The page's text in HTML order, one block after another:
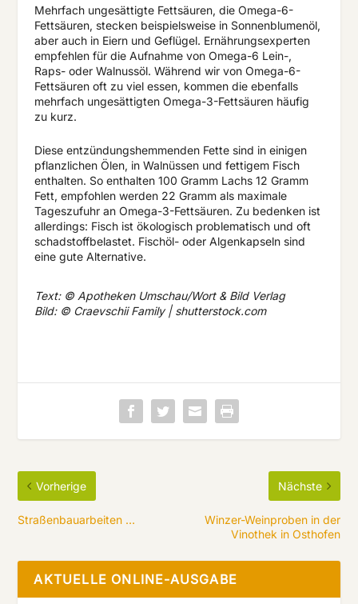
Mehrfach ungesättigte Fettsäuren, die Omega-6-
Fettsäuren, stecken beispielsweise in Sonnenblumenöl,
aber auch in Eiern und Geflügel. Ernährungsexperten
empfehlen für die Aufnahme von Omega-6 Lein-,
Raps- oder Walnussöl. Während wir von Omega-6-
Fettsäuren oft zu viel essen, kommen die ebenfalls
mehrfach ungesättigten Omega-3-Fettsäuren häufig
zu kurz.
Diese entzündungshemmenden Fette sind in einigen
pflanzlichen Ölen, in Walnüssen und fettigem Fisch
enthalten. So enthalten 100 Gramm Lachs 12 Gramm
Fett, empfohlen werden 22 Gramm als maximale
Tageszufuhr an Omega-3-Fettsäuren. Zu bedenken ist
allerdings: Fisch ist ökologisch problematisch und oft
schadstoffbelastet. Fischöl- oder Algenkapseln sind
eine gute Alternative.
Text: © Apotheken Umschau/Wort & Bild Verlag
Bild: © Craevschii Family | shutterstock.com
Vorherige
Straßenbauarbeiten …
Nächste
Winzer-Weinproben in der
Vinothek in Osthofen
AKTUELLE ONLINE-AUSGABE